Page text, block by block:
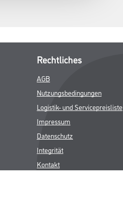
Rechtliches
AGB
Nutzungsbedingungen
Logistik- und Servicepreisliste
Impressum
Datenschutz
Integrität
Kontakt